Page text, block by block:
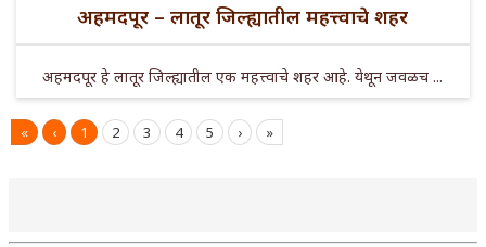
अहमदपूर – लातूर जिल्ह्यातील महत्त्वाचे शहर
अहमदपूर हे लातूर जिल्ह्यातील एक महत्त्वाचे शहर आहे. येथून जवळच ...
« ‹ 1 2 3 4 5 › »